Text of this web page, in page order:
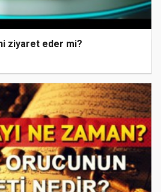
ziyaret eder mi?